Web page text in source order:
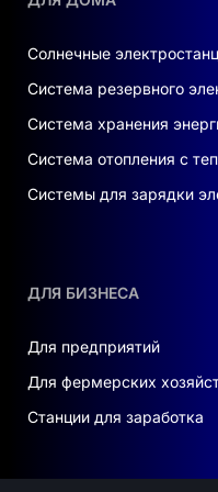
глобальных
альтернативные
становится не
необходимым.
создать идеальную
потребностей.
использовании
обеспечит вас
Солнечные
Система резервного
Система хранения
Система отопления с
Системы для зарядки
ДЛЯ БИЗНЕСА
Для предприятий
Для фермерских
Станции для заработка